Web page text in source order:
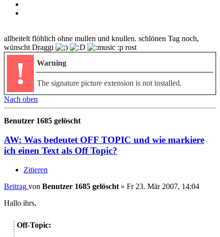
allbeitelt flöhlich ohne mullen und knullen. schlönen Tag noch,
wünscht Draggi
:p rost
! Warning
The signature picture extension is not installed.
Nach oben
Benutzer 1685 gelöscht
AW: Was bedeutet OFF TOPIC und wie markiere
ich einen Text als Off Topic?
Zitieren
Beitrag von Benutzer 1685 gelöscht » Fr 23. Mär 2007, 14:04
Hallo ihrs,
Off-Topic: